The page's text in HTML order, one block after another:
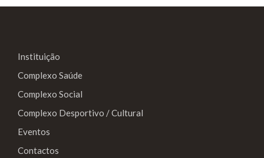
Instituição
Complexo Saúde
Complexo Social
Complexo Desportivo / Cultural
Eventos
Contactos